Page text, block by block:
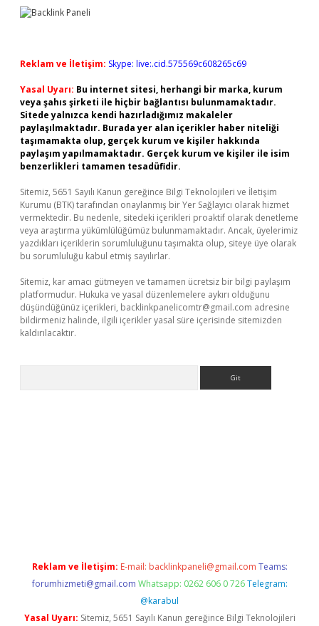
Reklam ve İletişim: Skype: live:.cid.575569c608265c69
Yasal Uyarı: Bu internet sitesi, herhangi bir marka, kurum
veya şahıs şirketi ile hiçbir bağlantısı bulunmamaktadır.
Sitede yalnızca kendi hazırladığımız makaleler
paylaşılmaktadır. Burada yer alan içerikler haber niteliği
taşımamakta olup, gerçek kurum ve kişiler hakkında
paylaşım yapılmamaktadır. Gerçek kurum ve kişiler ile isim
benzerlikleri tamamen tesadüfidir.
Sitemiz, 5651 Sayılı Kanun gereğince Bilgi Teknolojileri ve İletişim
Kurumu (BTK) tarafından onaylanmış bir Yer Sağlayıcı olarak hizmet
vermektedir. Bu nedenle, sitedeki içerikleri proaktif olarak denetleme
veya araştırma yükümlülüğümüz bulunmamaktadır. Ancak, üyelerimiz
yazdıkları içeriklerin sorumluluğunu taşımakta olup, siteye üye olarak
bu sorumluluğu kabul etmiş sayılırlar.
Sitemiz, kar amacı gütmeyen ve tamamen ücretsiz bir bilgi paylaşım
platformudur. Hukuka ve yasal düzenlemelere aykırı olduğunu
düşündüğünüz içerikleri, backlinkpanelicomtr@gmail.com adresine
bildirmeniz halinde, ilgili içerikler yasal süre içerisinde sitemizden
kaldırılacaktır.
Reklam ve İletişim: E-mail: backlinkpaneli@gmail.com Teams:
forumhizmeti@gmail.com Whatsapp: 0262 606 0 726 Telegram:
@karabul
Yasal Uyarı: Sitemiz, 5651 Sayılı Kanun gereğince Bilgi Teknolojileri